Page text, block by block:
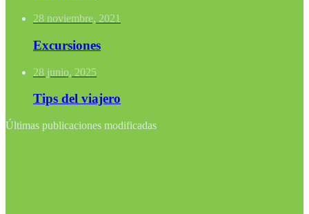
28 noviembre, 2021
Excursiones
28 junio, 2025
Tips del viajero
Últimas publicaciones modificadas